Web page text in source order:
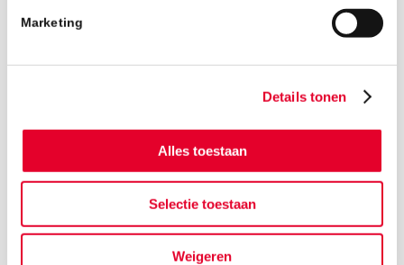
Marketing
Details tonen
Alles toestaan
Selectie toestaan
Weigeren